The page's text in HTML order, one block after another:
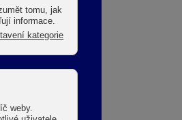
20°C.
poměru
: z více než 95 %.